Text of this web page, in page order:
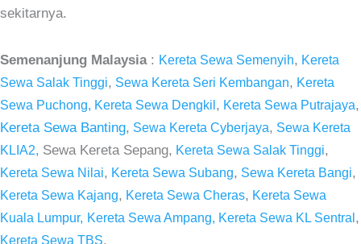
sekitarnya.
Semenanjung Malaysia: Kereta Sewa Semenyih, Kereta
Sewa Salak Tinggi, Sewa Kereta Seri Kembangan, Kereta
Sewa Puchong, Kereta Sewa Dengkil , Kereta Sewa Putrajaya,
Kereta Sewa Banting, Sewa Kereta Cyberjaya, Sewa Kereta
KLIA2, Sewa Kereta Sepang, Kereta Sewa Salak Tinggi,
Kereta Sewa Nilai, Kereta Sewa Subang, Sewa Kereta Bangi,
Kereta Sewa Kajang, Kereta Sewa Cheras, Kereta Sewa
Kuala Lumpur, Kereta Sewa Ampang, Kereta Sewa KL Sentral ,
Kereta Sewa TBS.